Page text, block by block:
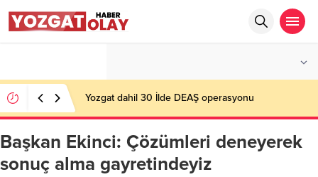
Yozgat dahil 30 İlde DEAŞ operasyonu
Başkan Ekinci: Çözümleri deneyerek
sonuç alma gayretindeyiz